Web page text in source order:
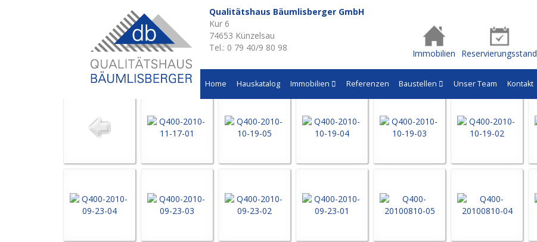
Qualitätshaus Bäumlisberger GmbH
Kur 6
74653 Künzelsau
Tel.: 0 79 40/9 80 98
Immobilien Reservierungsstand
Home Hauskatalog Immobilien Referenzen Baustellen Unser Team Kontakt
Aktuelle Baustellen - Q400
Mehrfamilienwohnhaus in Künzelsau - Haus Fritz